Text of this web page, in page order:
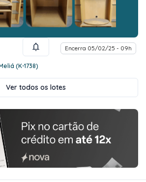
Encerra 05/02/25 - 09h
(K-1738)
Ver todos os lotes